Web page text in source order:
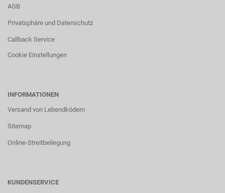
AGB
Privatsphäre und Datenschutz
Callback Service
Cookie Einstellungen
INFORMATIONEN
Versand von Lebendködern
Sitemap
Online-Streitbeilegung
KUNDENSERVICE